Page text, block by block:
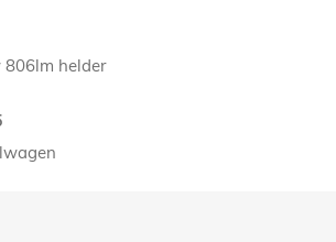
806lm helder